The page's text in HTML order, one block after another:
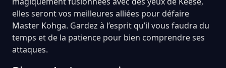
elles seront vos meilleures alliées pour défaire
Master Kohga. Gardez à l’esprit qu’il vous faudra du
temps et de la patience pour bien comprendre ses
attaques.